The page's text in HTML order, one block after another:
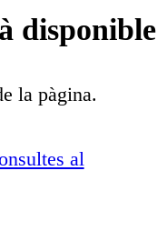
disponible
la pàgina.
al